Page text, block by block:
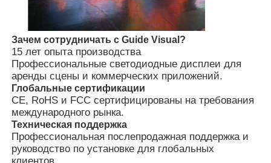
Наружный светодиодный рекламный щит
Зачем сотрудничать с Guide Visual?
15 лет опыта производства
Профессиональные светодиодные дисплеи для
аренды сцены и коммерческих приложений.
Глобальные сертификации
CE, RoHS и FCC сертифицированы на требования
международного рынка.
Техническая поддержка
Профессиональная послепродажная поддержка и
руководство по установке для глобальных
клиентов.